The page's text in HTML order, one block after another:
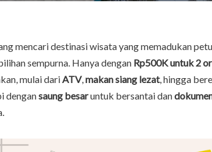
mencari destinasi wisata yang memadukan
sempurna. Hanya dengan Rp500K untuk 2
mulai dariATV,makan siang lezat, hingga
dengansaung besaruntuk bersantai dan